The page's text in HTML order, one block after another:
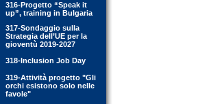
316-Progetto “Speak it
up”, training in Bulgaria
317-Sondaggio sulla
Strategia dell’UE per la
gioventù 2019-2027
318-Inclusion Job Day
319-Attività progetto "Gli
orchi esistono solo nelle
favole"